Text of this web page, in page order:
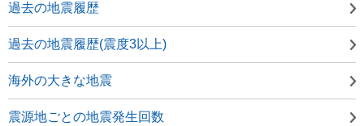
過去の地震履歴
過去の地震履歴(震度3以上)
海外の大きな地震
震源地ごとの地震発生回数